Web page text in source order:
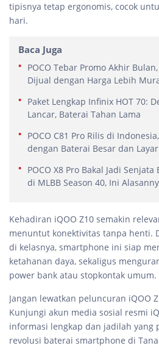
tipisnya tetap ergonomis, cocok
hari.
Baca Juga
POCO Tebar Promo Akhir
Dijual dengan Harga Lebih
Paket Lengkap Infinix HOT 70:
Lancar, Baterai Tahan Lama
POCO C81 Pro Rilis di
dengan Baterai Besar dan
POCO X8 Pro Bakal Jadi
di MLBB Season 40, Ini
Kehadiran iQOO Z10 semakin
menuntut konektivitas tanpa henti.
di kelasnya, smartphone ini siap
ketahanan daya, sekaligus
power bank atau stopkontak umum.
Jangan lewatkan peluncuran iQOO
Kunjungi akun media sosial resmi
informasi lengkap dan jadilah yang
revolusi baterai smartphone di